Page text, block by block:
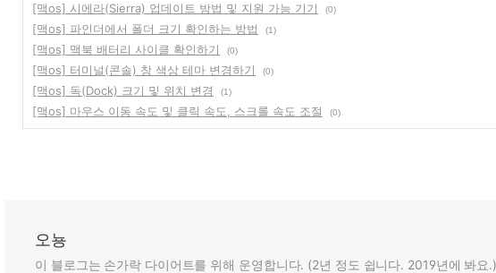
[맥os] 시에라(Sierra) 업데이트 방법 및 지원 가능 기기 (0)
[맥os] 파인더에서 폴더 크기 확인하는 방법 (1)
[맥os] 맥북 배터리 사이클 확인하기 (0)
[맥os] 터미널(콘솔) 창 색상 테마 변경하기 (0)
[맥os] 독(Dock) 크기 및 위치 변경 (1)
[맥os] 마우스 이동 속도 및 클릭 속도, 스크롤 속도 조절 (0)
오뇽
이 블로그는 손가락 다이어트를 위해 운영합니다. (2년 정도 쉽니다. 2019년에 봐요.)